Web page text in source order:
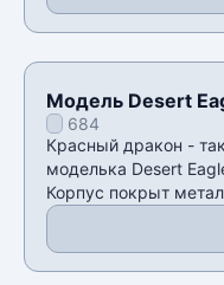
Модель Desert
v34684
Красный дракон -
моделька Desert
Корпус покрыт